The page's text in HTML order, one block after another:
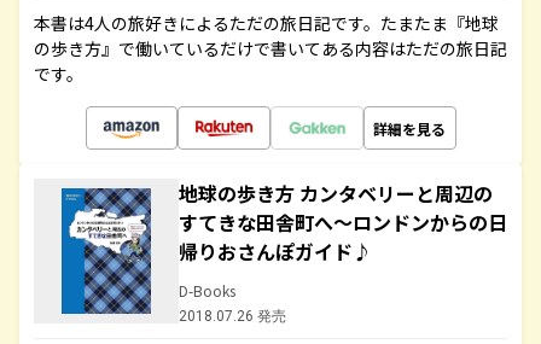
本書は4人の旅好きによるただの旅日記です。たまたま『地球
の歩き方』で働いているだけで書いてある内容はただの旅日記
です。
詳細を見る
地球の歩き方 カンタベリーと周辺の
すてきな田舎町へ～ロンドンからの日
帰りおさんぽガイド♪
D-Books
2018.07.26 発売